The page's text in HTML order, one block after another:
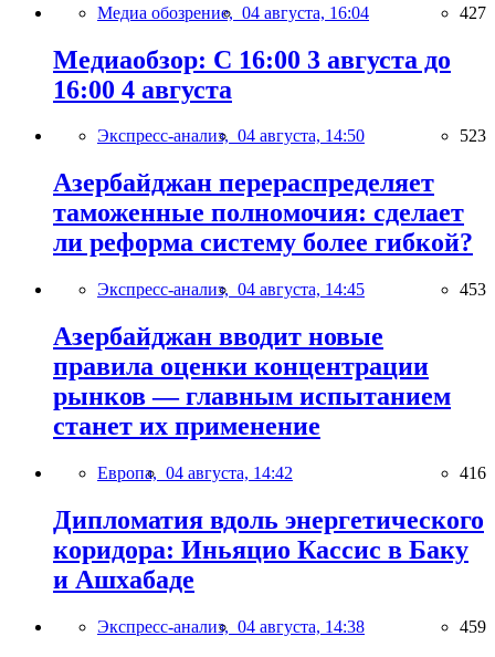
Медиа обозрение, 04 августа, 16:04 427
Медиаобзор: С 16:00 3 августа до
16:00 4 августа
Экспресс-анализ, 04 августа, 14:50 523
Азербайджан перераспределяет
таможенные полномочия: сделает
ли реформа систему более гибкой?
Экспресс-анализ, 04 августа, 14:45 453
Азербайджан вводит новые
правила оценки концентрации
рынков — главным испытанием
станет их применение
Европа, 04 августа, 14:42 416
Дипломатия вдоль энергетического
коридора: Иньяцио Кассис в Баку
и Ашхабаде
Экспресс-анализ, 04 августа, 14:38 459